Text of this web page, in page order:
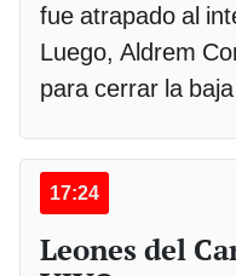
fue atrapado al
Luego, Aldrem
para cerrar la
17:24
Leones del